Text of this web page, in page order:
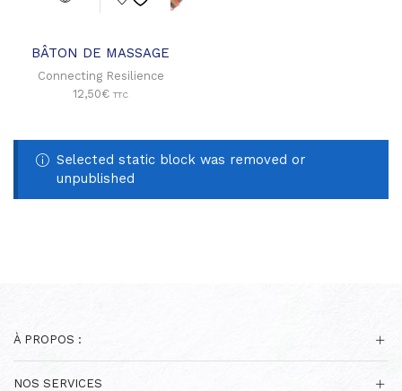
BÂTON DE MASSAGE
Connecting Resilience
12,50€ TTC
Selected static block was removed or
unpublished
À PROPOS :
NOS SERVICES